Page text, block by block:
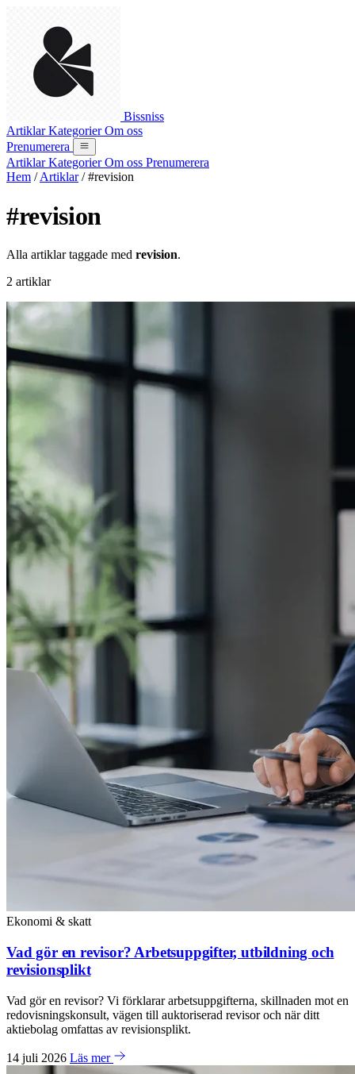
Bissniss
ArtiklarKategorierOm oss
Prenumerera
ArtiklarKategorierOm oss Prenumerera
Hem / Artiklar / #revision
#revision
Alla artiklar taggade med revision.
2 artiklar
Ekonomi & skatt
Vad gör en revisor? Arbetsuppgifter, utbildning och
revisionsplikt
Vad gör en revisor? Vi förklarar arbetsuppgifterna, skillnaden mot en
redovisningskonsult, vägen till auktoriserad revisor och när ditt
aktiebolag omfattas av revisionsplikt.
14 juli 2026 Läs mer